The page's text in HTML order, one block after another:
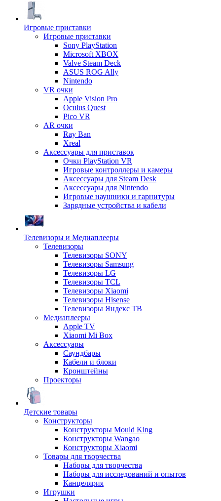
Игровые приставки
Игровые приставки
Sony PlayStation
Microsoft XBOX
Valve Steam Deck
ASUS ROG Ally
Nintendo
VR очки
Apple Vision Pro
Oculus Quest
Pico VR
AR очки
Ray Ban
Xreal
Аксессуары для приставок
Очки PlayStation VR
Игровые контроллеры и камеры
Аксессуары для Steam Desk
Аксессуары для Nintendo
Игровые наушники и гарнитуры
Зарядные устройства и кабели
Телевизоры и Медиаплееры
Телевизоры
Телевизоры SONY
Телевизоры Samsung
Телевизоры LG
Телевизоры TCL
Телевизоры Xiaomi
Телевизоры Hisense
Телевизоры Яндекс ТВ
Медиаплееры
Apple TV
Xiaomi Mi Box
Аксессуары
Саундбары
Кабели и блоки
Кронштейны
Проекторы
Детские товары
Конструкторы
Конструкторы Mould King
Конструкторы Wangao
Конструкторы Xiaomi
Товары для творчества
Наборы для творчества
Наборы для исследований и опытов
Канцелярия
Игрушки